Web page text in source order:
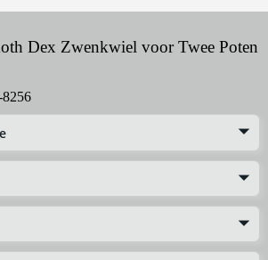
Dex Zwenkwiel voor Twee Poten